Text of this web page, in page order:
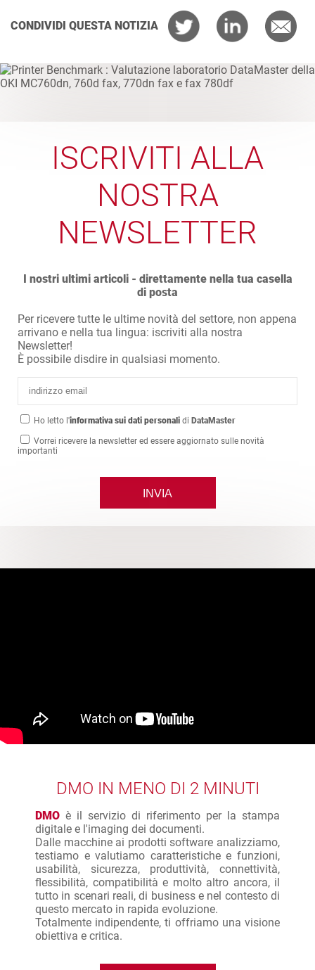
CONDIVIDI QUESTA NOTIZIA
ISCRIVITI ALLA
NOSTRA
NEWSLETTER
I nostri ultimi articoli - direttamente nella tua casella
di posta
Per ricevere tutte le ultime novità del settore, non appena
arrivano e nella tua lingua: iscriviti alla nostra
Newsletter!
È possibile disdire in qualsiasi momento.
Ho letto l'informativa sui dati personali di DataMaster
Vorrei ricevere la newsletter ed essere aggiornato sulle novità
importanti
DMO IN MENO DI 2 MINUTI
DMO è il servizio di riferimento per la stampa
digitale e l'imaging dei documenti.
Dalle macchine ai prodotti software analizziamo,
testiamo e valutiamo caratteristiche e funzioni,
usabilità, sicurezza, produttività, connettività,
flessibilità, compatibilità e molto altro ancora, il
tutto in scenari reali, di business e nel contesto di
questo mercato in rapida evoluzione.
Totalmente indipendente, ti offriamo una visione
obiettiva e critica.